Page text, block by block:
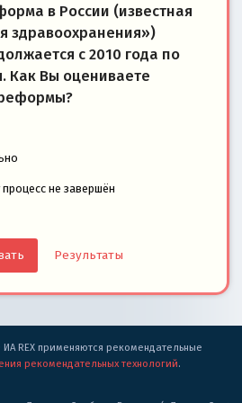
в России (известная
здравоохранения»)
с 2010 года по
Как Вы оцениваете
не завершён
Результаты
REX применяются рекомендательные
рекомендательных технологий.